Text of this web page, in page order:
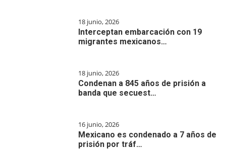
18 junio, 2026
Interceptan embarcación con 19
migrantes mexicanos…
18 junio, 2026
Condenan a 845 años de prisión a
banda que secuest…
16 junio, 2026
Mexicano es condenado a 7 años de
prisión por tráf…